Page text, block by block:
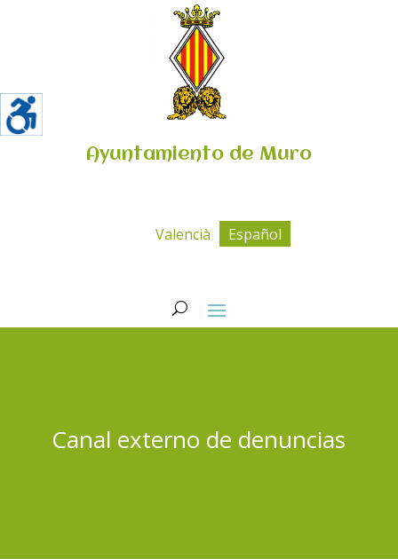
Ayuntamiento de Muro
Valencià Español
Canal externo de denuncias